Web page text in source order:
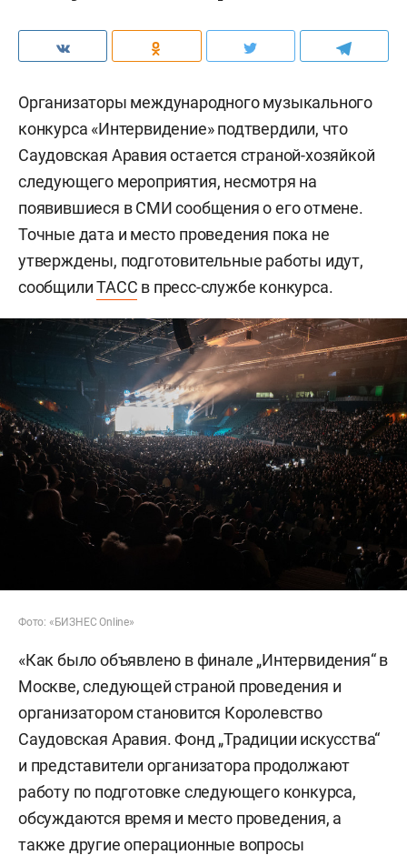
Организаторы международного музыкального
конкурса «Интервидение» подтвердили, что
Саудовская Аравия остается страной-хозяйкой
следующего мероприятия, несмотря на
появившиеся в СМИ сообщения о его отмене.
Точные дата и место проведения пока не
утверждены, подготовительные работы идут,
сообщилиТАСС в пресс-службе конкурса.
Фото: «БИЗНЕС Online»
«Как было объявлено в финале „Интервидения“ в
Москве, следующей страной проведения и
организатором становится Королевство
Саудовская Аравия. Фонд „Традиции искусства“
и представители организатора продолжают
работу по подготовке следующего конкурса,
обсуждаются время и место проведения, а
также другие операционные вопросы